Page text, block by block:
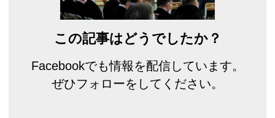
この記事はどうでしたか？
Facebookでも情報を配信しています。
ぜひフォローをしてください。